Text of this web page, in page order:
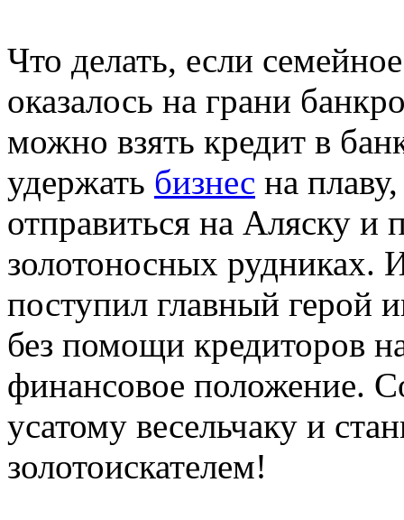
Что делать, если
оказалось на грани
можно взять кредит в
удержать бизнес на
отправиться на Аляску и
золотоносных рудниках.
поступил главный герой
без помощи кредиторов
финансовое положение.
усатому весельчаку и
золотоискателем!